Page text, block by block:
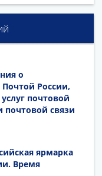
о
России,
почтовой
почтовой связи
ярмарка
Время